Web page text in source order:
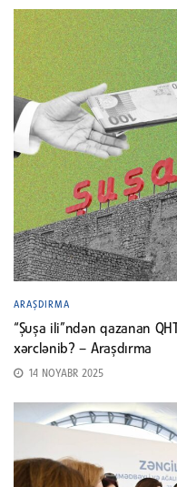
ARAŞDIRMA
“Şuşa ili”ndən qazanan
xərclənib? – Araşdırma
14 NOYABR 2025